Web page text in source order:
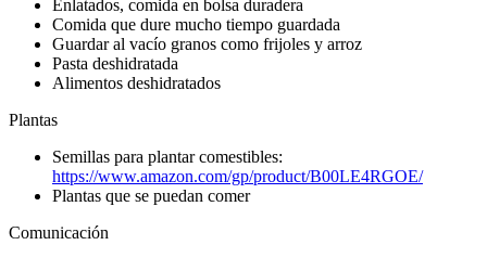
Enlatados, comida en bolsa duradera
Comida que dure mucho tiempo guardada
Guardar al vacío granos como frijoles y arroz
Pasta deshidratada
Alimentos deshidratados
Plantas
Semillas para plantar comestibles:
https://www.amazon.com/gp/product/B00LE4RGOE/
Plantas que se puedan comer
Comunicación